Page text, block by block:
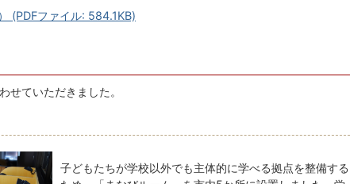
(PDFファイル: 584.1KB)
せていただきました。
子どもたちが学校以外でも主体的に学べる拠点を整備する